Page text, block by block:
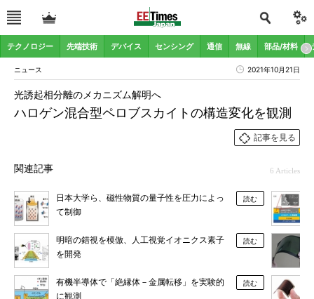
テクノロジー 先端技術 デバイス センシング 通信 無線 部品/材料
ニュース 2021年10月21日
ハロゲン混合型ペロブスカイトの構造変化を観測
光誘起相分離のメカニズム解明へ
記事を見る
関連記事 6 Articles
日本大学ら、磁性物質の量子性を圧力によっ
て制御
読む
明暗の錯視を模倣、人工視覚イオニクス素子
を開発
読む
有機半導体で「絶縁体－金属転移」を実験的
に観測
読む